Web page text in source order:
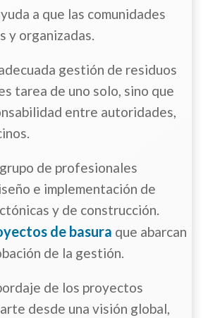
a que las comunidades
y organizadas.
gestión de residuos
tarea de uno solo, sino que
entre autoridades,
de profesionales
e implementación de
y de construcción.
de basura que abarcan
de la gestión.
de los proyectos
desde una visión global,